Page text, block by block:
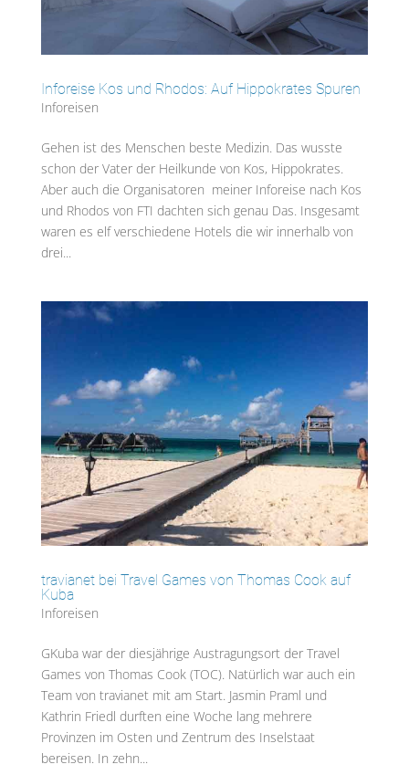
Inforeise Kos und Rhodos: Auf Hippokrates Spuren
Inforeisen
Gehen ist des Menschen beste Medizin. Das wusste
schon der Vater der Heilkunde von Kos, Hippokrates.
Aber auch die Organisatoren meiner Inforeise nach Kos
und Rhodos von FTI dachten sich genau Das. Insgesamt
waren es elf verschiedene Hotels die wir innerhalb von
drei...
travianet bei Travel Games von Thomas Cook auf
Kuba
Inforeisen
GKuba war der diesjährige Austragungsort der Travel
Games von Thomas Cook (TOC). Natürlich war auch ein
Team von travianet mit am Start. Jasmin Praml und
Kathrin Friedl durften eine Woche lang mehrere
Provinzen im Osten und Zentrum des Inselstaat
bereisen. In zehn...